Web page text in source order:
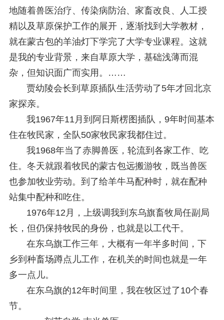
地随着兽医治疗、传染病防治、家畜改良、人工授
精以及草原保护工作的展开，逐渐找到大学教材，
就在蒙古包的羊油灯下学完了大学专业课程。这就
是我的专业背景，来自草原大学，基础浅薄而混
杂，但知识面广而实用。……
贾幼陵会长到草原插队生活劳动了5年才回北京
家探亲。
我1967年11月到阿日斯楞图插队，9年时间基本
住在牧民家，全队50家牧民家我都住过。
我1968年当了赤脚兽医，轮流到各家工作、吃
住。冬天就跟着牧民的蒙古包远搬游牧，既当兽医
也参加牧业劳动。到了给羊牛马配种时，就在配种
站集中配种和吃住。
1976年12月，上级调我到东乌旗畜牧局任副局
长，但仍保持牧民的身份，也就是以工代干。
在东乌旗工作三年，大概有一年半多时间，下
乡到种畜场蹲点儿工作，在机关的时间也就是一年
多一点儿。
在东乌旗的12年时间里，我在牧区过了10个春
节。